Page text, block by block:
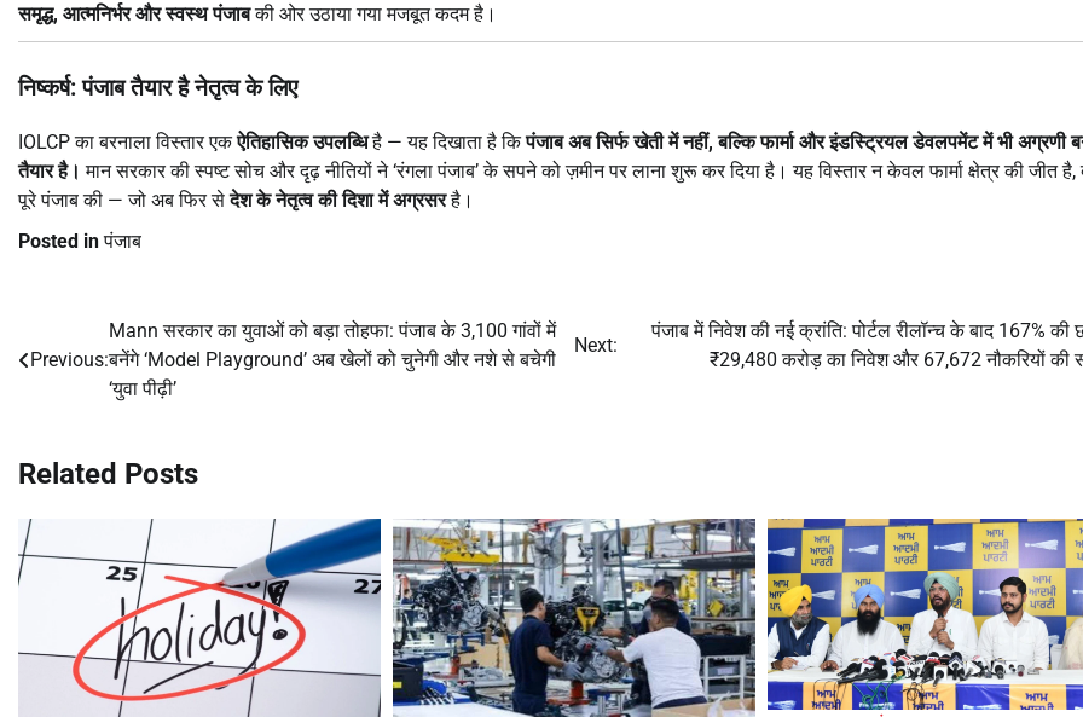
समृद्ध, आत्मनिर्भर और स्वस्थ पंजाबकी ओर उठाया गया मजबूत कदम है।
निष्कर्ष: पंजाब तैयार है नेतृत्व के लिए
IOLCP का बरनाला विस्तार एकऐतिहासिक उपलब्धिहै — यह दिखाता है किपंजाब अब सिर्फ खेती में नहीं, बल्कि फार्मा और इंडस्ट्रियल डेवलपमेंट में भी अग्रणी
तैयार है। मान सरकार की स्पष्ट सोच और दृढ़ नीतियों ने ‘रंगला पंजाब’ के सपने को ज़मीन पर लाना शुरू कर दिया है। यह विस्तार न केवल फार्मा क्षेत्र की जीत है,
पूरे पंजाब की — जो अब फिर सेदेश के नेतृत्व की दिशा में अग्रसरहै।
Posted inपंजाब
navigation
Previous:
Mann सरकार का युवाओं को बड़ा तोहफा: पंजाब के 3,100 गांवों में
बनेंगे ‘Model Playground’ अब खेलों को चुनेगी और नशे से बचेगी
‘युवा पीढ़ी’
Next:
पंजाब में निवेश की नई क्रांति: पोर्टल रीलॉन्च के बाद 167% की
₹29,480 करोड़ का निवेश और 67,672 नौकरियों की
Related Posts